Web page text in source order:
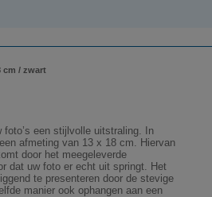
cm / zwart
een stijlvolle uitstraling. In
afmeting van 13 x 18 cm. Hiervan
door het meegeleverde
dat uw foto er echt uit springt. Het
te presenteren door de stevige
manier ook ophangen aan een